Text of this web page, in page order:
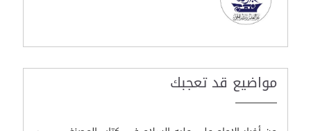
مواضيع قد تعجبك